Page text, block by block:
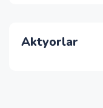
Aktyorlar